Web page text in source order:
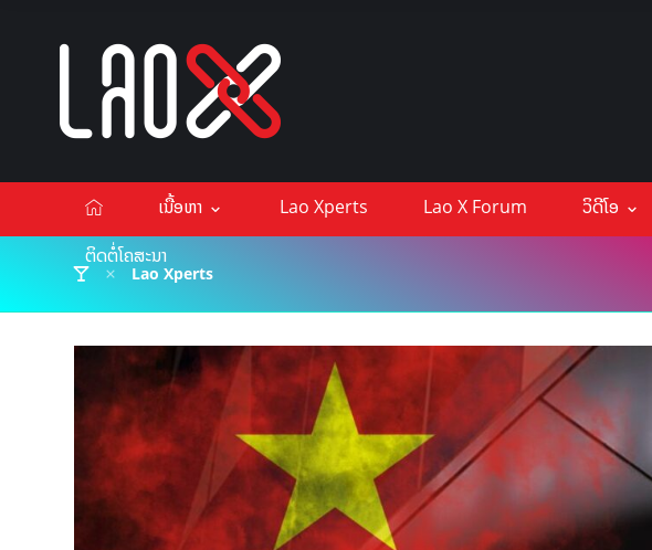
ເນື້ອຫາ Lao Xperts Lao X Forum ວິດີໂອ
ຕິດຕໍ່ໂຄສະນາ
Lao Xperts